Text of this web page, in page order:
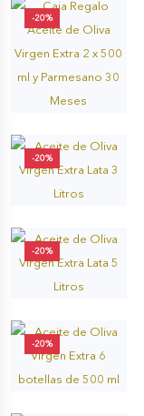
-20%
-20%
-20%
-20%